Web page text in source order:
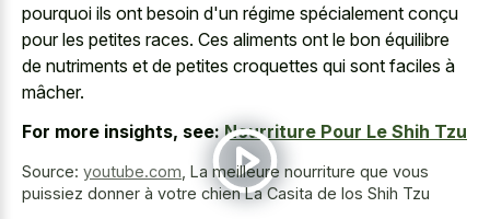
pourquoi ils ont besoin d'un régime spécialement conçu
pour les petites races. Ces aliments ont le bon équilibre
de nutriments et de petites croquettes qui sont faciles à
mâcher.
For more insights, see: Nourriture Pour Le Shih Tzu
Source: youtube.com, La meilleure nourriture que vous
puissiez donner à votre chien La Casita de los Shih Tzu